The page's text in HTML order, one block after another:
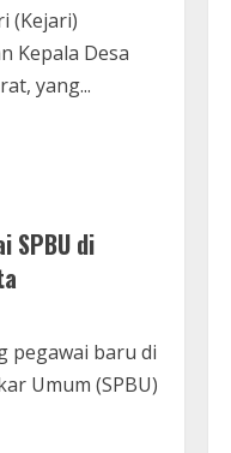
(Kejari)
Kepala Desa
yang...
SPBU di
pegawai baru di
Umum (SPBU)